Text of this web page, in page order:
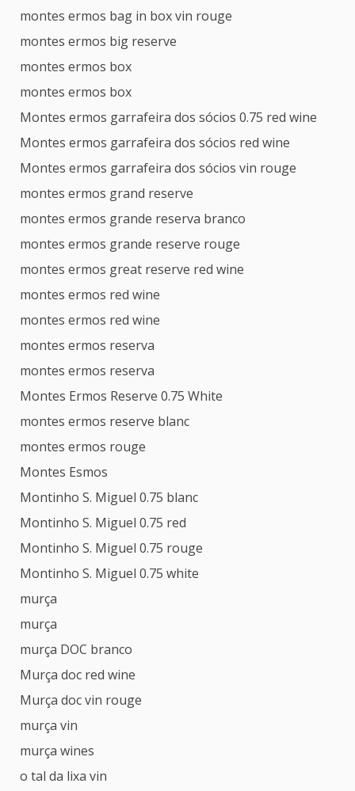
montes ermos bag in box vin rouge
montes ermos big reserve
montes ermos box
montes ermos box
Montes ermos garrafeira dos sócios 0.75 red wine
Montes ermos garrafeira dos sócios red wine
Montes ermos garrafeira dos sócios vin rouge
montes ermos grand reserve
montes ermos grande reserva branco
montes ermos grande reserve rouge
montes ermos great reserve red wine
montes ermos red wine
montes ermos red wine
montes ermos reserva
montes ermos reserva
Montes Ermos Reserve 0.75 White
montes ermos reserve blanc
montes ermos rouge
Montes Esmos
Montinho S. Miguel 0.75 blanc
Montinho S. Miguel 0.75 red
Montinho S. Miguel 0.75 rouge
Montinho S. Miguel 0.75 white
murça
murça
murça DOC branco
Murça doc red wine
Murça doc vin rouge
murça vin
murça wines
o tal da lixa vin